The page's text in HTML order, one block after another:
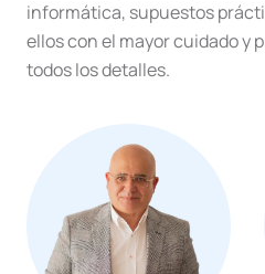
informática, supuestos
ellos con el mayor cuidado y
todos los detalles.